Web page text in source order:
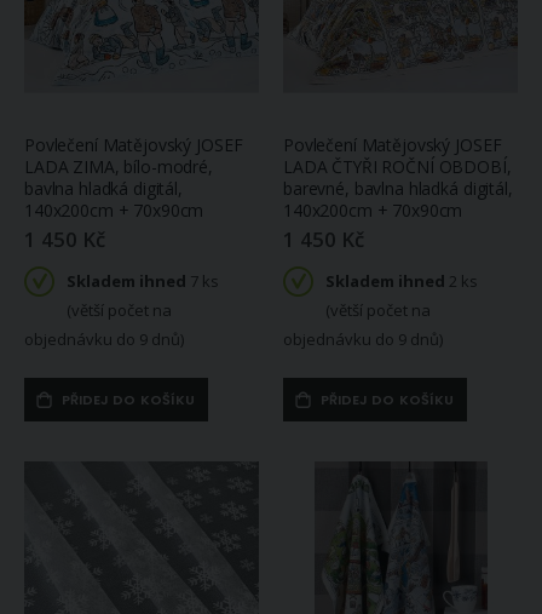
Povlečení Matějovský JOSEF
LADA ZIMA, bílo-modré,
bavlna hladká digitál,
140x200cm + 70x90cm
1 450 Kč
Skladem ihned 7 ks
(větší počet na
objednávku do 9 dnů)
PŘIDEJ DO KOŠÍKU
Povlečení Matějovský JOSEF
LADA ČTYŘI ROČNÍ OBDOBÍ,
barevné, bavlna hladká digitál,
140x200cm + 70x90cm
1 450 Kč
Skladem ihned 2 ks
(větší počet na
objednávku do 9 dnů)
PŘIDEJ DO KOŠÍKU